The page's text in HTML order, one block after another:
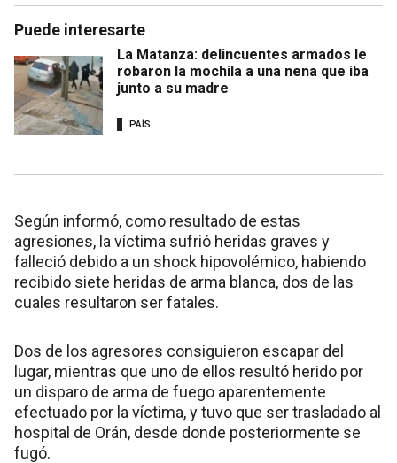
Puede interesarte
La Matanza: delincuentes armados le
robaron la mochila a una nena que iba
junto a su madre
PAÍS
Según informó, como resultado de estas
agresiones, la víctima sufrió heridas graves y
falleció debido a un shock hipovolémico, habiendo
recibido siete heridas de arma blanca, dos de las
cuales resultaron ser fatales.
Dos de los agresores consiguieron escapar del
lugar, mientras que uno de ellos resultó herido por
un disparo de arma de fuego aparentemente
efectuado por la víctima, y tuvo que ser trasladado al
hospital de Orán, desde donde posteriormente se
fugó.